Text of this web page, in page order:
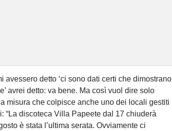
avessero detto ‘ci sono dati certi che dimostrano
avrei detto: va bene. Ma così vuol dire solo
misura che colpisce anche uno dei locali gestiti
“La discoteca Villa Papeete dal 17 chiuderà
è stata l’ultima serata. Ovviamente ci